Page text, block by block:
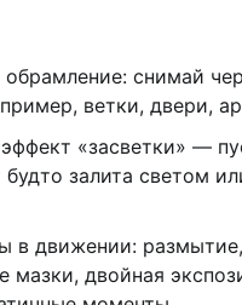
обрамление: снимай
ветки, двери,
«засветки» —
залита светом
в движении: размытие,
мазки, двойная